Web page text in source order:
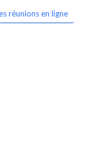
réunions en ligne